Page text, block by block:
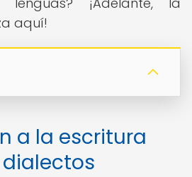
aquí!
a la escritura